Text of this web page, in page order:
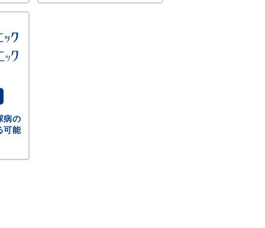
病の
可能